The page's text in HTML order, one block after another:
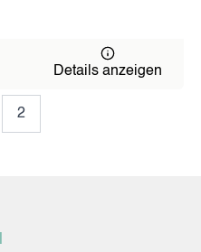
Details anzeigen
2